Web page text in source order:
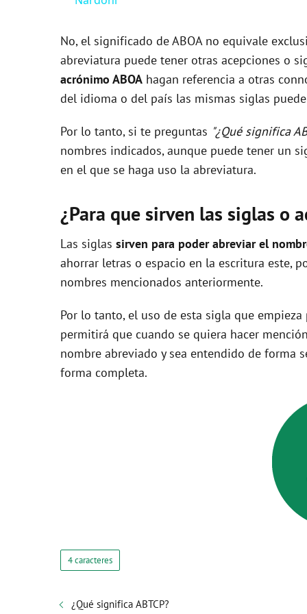
V
i
e
No, el significado de ABOA no equivale
abreviatura puede tener otras acepciones o
acrónimo ABOA hagan referencia a otras
del idioma o del país las mismas siglas
Por lo tanto, si te preguntas "¿Qué significa
nombres indicados, aunque puede tener un
en el que se haga uso la abreviatura.
¿Para que sirven las siglas o
Las siglas sirven para poder abreviar el
ahorrar letras o espacio en la escritura este,
nombres mencionados anteriormente.
Por lo tanto, el uso de esta sigla que empieza
permitirá que cuando se quiera hacer
nombre abreviado y sea entendido de forma
forma completa.
4 caracteres
¿Qué significa ABTCP?